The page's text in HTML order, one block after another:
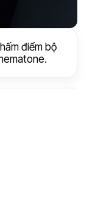
điểm bộ